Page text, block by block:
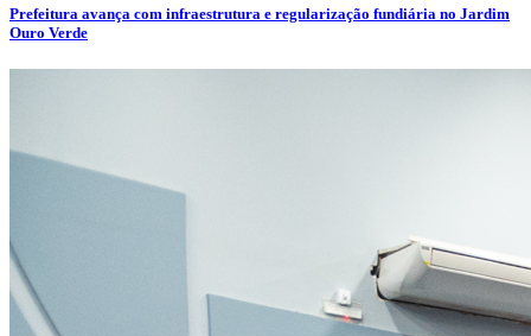
Prefeitura avança com infraestrutura e regularização fundiária no Jardim
Ouro Verde